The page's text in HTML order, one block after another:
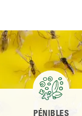
PÉNIBLES